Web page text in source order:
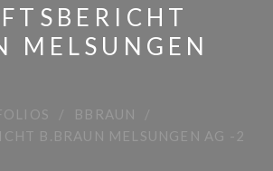
MELSUNGEN
BBRAUN
B.BRAUN MELSUNGEN AG -2